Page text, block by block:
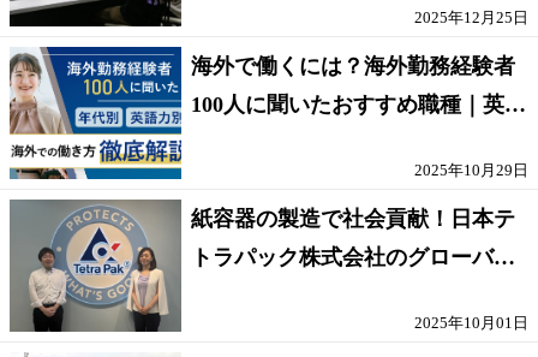
2025年12月25日
海外で働くには？海外勤務経験者
100人に聞いたおすすめ職種｜英語
2025年10月29日
紙容器の製造で社会貢献！日本テ
トラパック株式会社のグローバル
2025年10月01日